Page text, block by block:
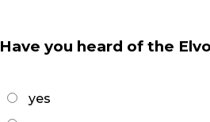
Have you heard of the
yes